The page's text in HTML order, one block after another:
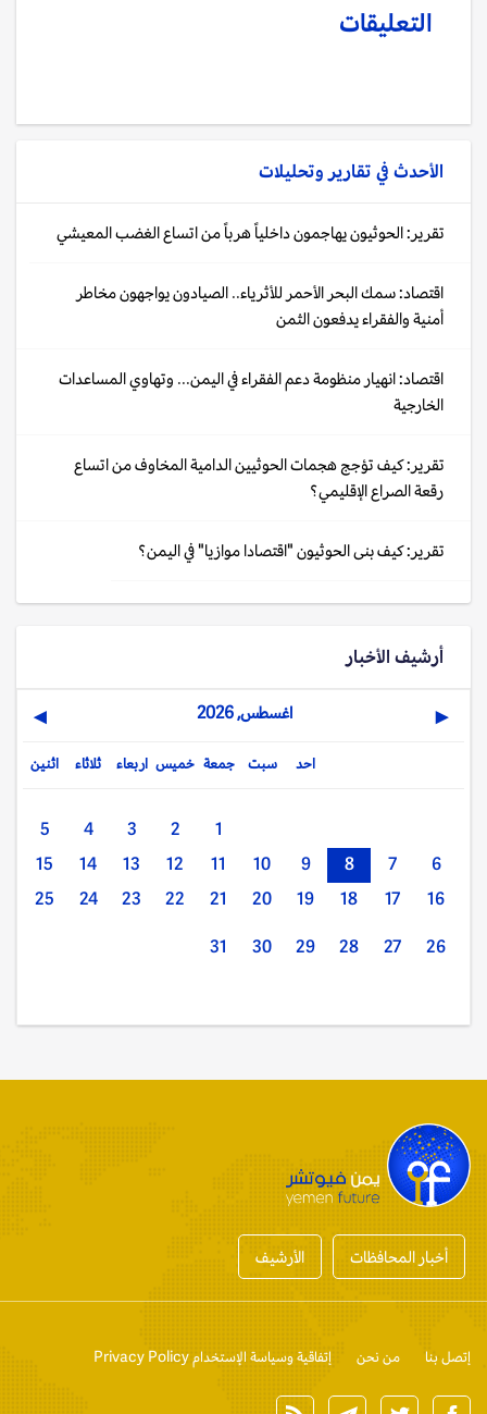
التعليقات
الأحدث في تقارير وتحليلات
تقرير: الحوثيون يهاجمون داخلياً هرباً من اتساع الغضب المعيشي
اقتصاد: سمك البحر الأحمر للأثرياء.. الصيادون يواجهون مخاطر
أمنية والفقراء يدفعون الثمن
اقتصاد: انهيار منظومة دعم الفقراء في اليمن... وتهاوي المساعدات
الخارجية
تقرير: كيف تؤجج هجمات الحوثيين الدامية المخاوف من اتساع
رقعة الصراع الإقليمي؟
تقرير: كيف بنى الحوثيون "اقتصادا موازيا" في اليمن؟
أرشيف الأخبار
◀ اغسطس, 2026 ▶
اثنين ثلاثاء اربعاء خميس جمعة سبت احد
1
2
3
4
5
6
7
8
9
10
11
12
13
14
15
16
17
18
19
20
21
22
23
24
25
26
27
28
29
30
31
أخبار المحافظات الأرشيف
إتصل بنا من نحن إتفاقية وسياسة الإستخدام Privacy Policy